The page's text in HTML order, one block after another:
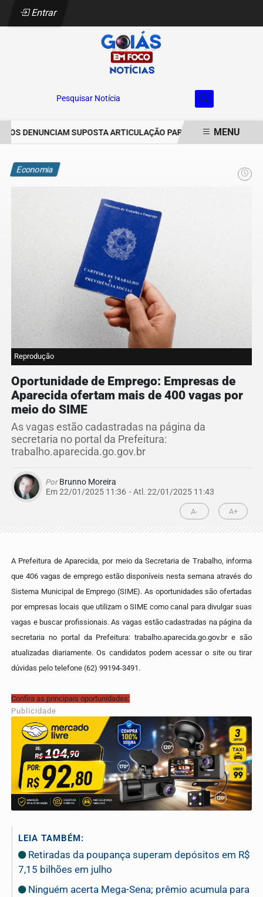
Entrar
Pesquisar Notícia
DENUNCIAM SUPOSTA ARTICULAÇÃO PARA INVASÕES DE
MENU
Economia
Reprodução
Oportunidade de Emprego: Empresas de
Aparecida ofertam mais de 400 vagas por
meio do SIME
As vagas estão cadastradas na página da
secretaria no portal da Prefeitura:
trabalho.aparecida.go.gov.br
PorBrunno Moreira
Em 22/01/2025 11:36 - Atl. 22/01/2025 11:43
A- A+
A Prefeitura de Aparecida, por meio da Secretaria de Trabalho, informa
que 406 vagas de emprego estão disponíveis nesta semana através do
Sistema Municipal de Emprego (SIME). As oportunidades são ofertadas
por empresas locais que utilizam o SIME como canal para divulgar suas
vagas e buscar profissionais. As vagas estão cadastradas na página da
secretaria no portal da Prefeitura: trabalho.aparecida.go.gov.br e são
atualizadas diariamente. Os candidatos podem acessar o site ou tirar
dúvidas pelo telefone (62) 99194-3491.
Confira as principais oportunidades:
Publicidade
LEIA TAMBÉM:
Retiradas da poupança superam depósitos em R$
7,15 bilhões em julho
Ninguém acerta Mega-Sena; prêmio acumula para